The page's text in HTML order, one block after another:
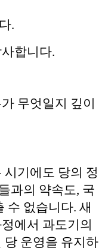
.
합니다.
무엇일지 깊이
기에도 당의 정
과의 약속도, 국
수 없습니다. 새
에서 과도기의
당 운영을 유지하